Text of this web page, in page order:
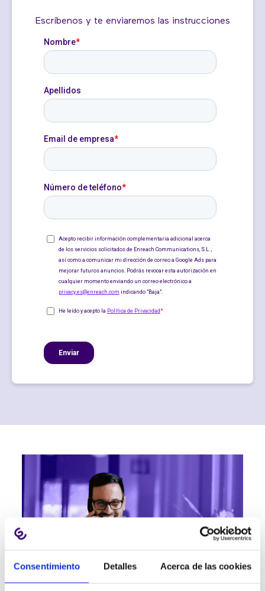
Consentimiento Detalles Acerca de las cookies
Escríbenos y te enviaremos las instrucciones